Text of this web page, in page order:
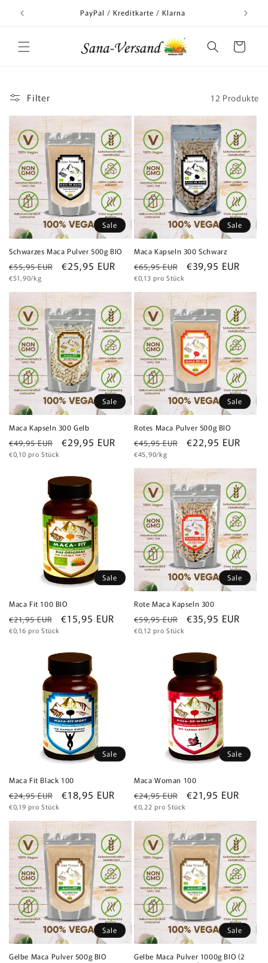
zum
PayPal / Kreditkarte / Klarna
Warenkorb
Filter 12 Produkte
Sale
Schwarzes Maca Pulver 500g BIO
Normaler
Preis
€55,95 EUR Verkaufspreis
€25,95 EUR
Grundpreis
€51,90/kg
Sale
Maca Kapseln 300 Schwarz
Normaler
Preis
€65,95 EUR Verkaufspreis
€39,95 EUR
Grundpreis
€0,13 pro Stück
Sale
Maca Kapseln 300 Gelb
Normaler
Preis
€49,95 EUR Verkaufspreis
€29,95 EUR
Grundpreis
€0,10 pro Stück
Sale
Rotes Maca Pulver 500g BIO
Normaler
Preis
€45,95 EUR Verkaufspreis
€22,95 EUR
Grundpreis
€45,90/kg
Sale
Maca Fit 100 BIO
Normaler
Preis
€21,95 EUR Verkaufspreis
€15,95 EUR
Grundpreis
€0,16 pro Stück
Sale
Rote Maca Kapseln 300
Normaler
Preis
€59,95 EUR Verkaufspreis
€35,95 EUR
Grundpreis
€0,12 pro Stück
Sale
Maca Fit Black 100
Normaler
Preis
€24,95 EUR Verkaufspreis
€18,95 EUR
Grundpreis
€0,19 pro Stück
Sale
Maca Woman 100
Normaler
Preis
€24,95 EUR Verkaufspreis
€21,95 EUR
Grundpreis
€0,22 pro Stück
Sale
Gelbe Maca Pulver 500g BIO
Sale
Gelbe Maca Pulver 1000g BIO (2